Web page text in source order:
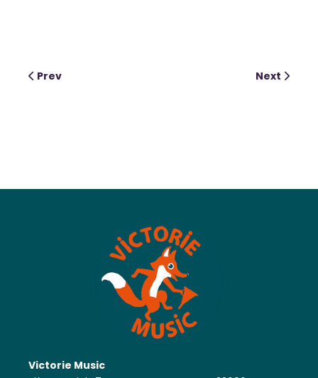
Prev Next
Victorie Music